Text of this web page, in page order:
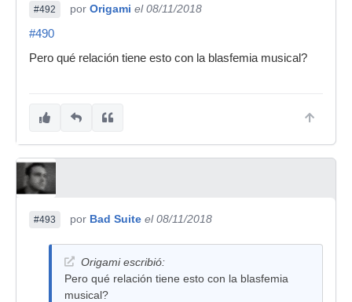
#492 por Origami el 08/11/2018
#490
Pero qué relación tiene esto con la blasfemia musical?
#493 por Bad Suite el 08/11/2018
Origami escribió:
Pero qué relación tiene esto con la blasfemia
musical?